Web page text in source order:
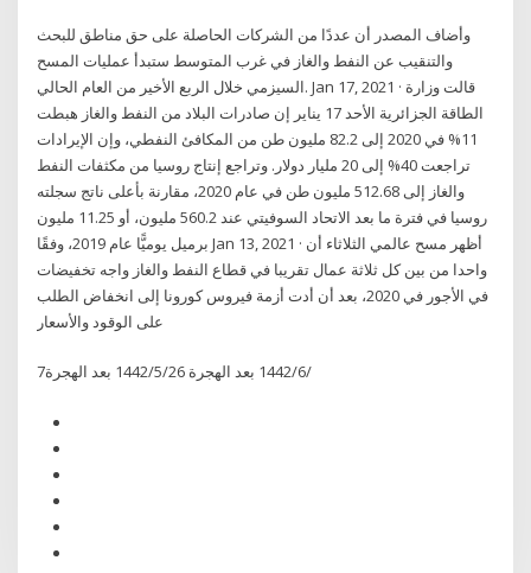
وأضاف المصدر أن عددًا من الشركات الحاصلة على حق مناطق للبحث
والتنقيب عن النفط والغاز في غرب المتوسط ستبدأ عمليات المسح
السيزمي خلال الربع الأخير من العام الحالي. Jan 17, 2021 · قالت وزارة
الطاقة الجزائرية الأحد 17 يناير إن صادرات البلاد من النفط والغاز هبطت
11% في 2020 إلى 82.2 مليون طن من المكافئ النفطي، وإن الإيرادات
تراجعت 40% إلى 20 مليار دولار. وتراجع إنتاج روسيا من مكثفات النفط
والغاز إلى 512.68 مليون طن في عام 2020، مقارنة بأعلى ناتج سجلته
روسيا في فترة ما بعد الاتحاد السوفيتي عند 560.2 مليون، أو 11.25 مليون
برميل يوميًّا عام 2019، وفقًا Jan 13, 2021 · أظهر مسح عالمي الثلاثاء أن
واحدا من بين كل ثلاثة عمال تقريبا في قطاع النفط والغاز واجه تخفيضات
في الأجور في 2020، بعد أن أدت أزمة فيروس كورونا إلى انخفاض الطلب
على الوقود والأسعار
7‏‏/6‏‏/1442 بعد الهجرة 26‏‏/5‏‏/1442 بعد الهجرة